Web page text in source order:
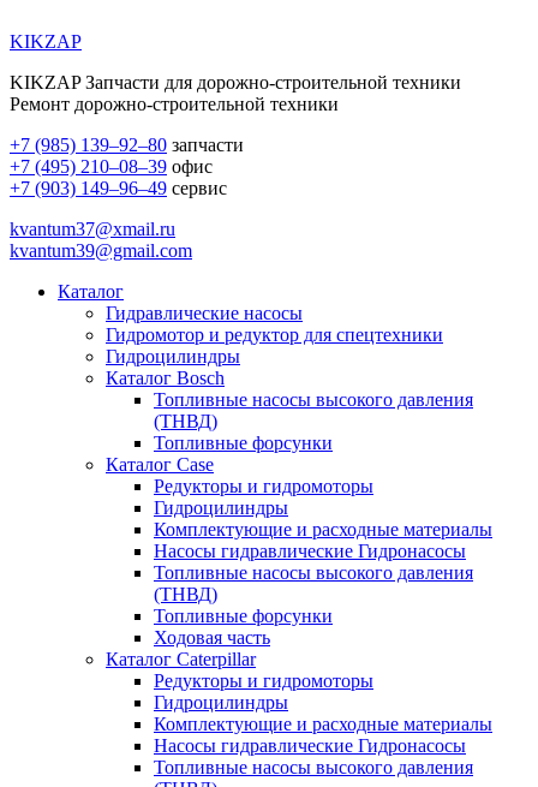
KIKZAP
KIKZAP Запчасти для дорожно-строительной техники
Ремонт дорожно-строительной техники
+7 (985) 139–92–80 запчасти
+7 (495) 210–08–39 офис
+7 (903) 149–96–49 сервис
kvantum37@xmail.ru
kvantum39@gmail.com
Каталог
Гидравлические насосы
Гидромотор и редуктор для спецтехники
Гидроцилиндры
Каталог Bosch
Топливные насосы высокого давления
(ТНВД)
Топливные форсунки
Каталог Case
Редукторы и гидромоторы
Гидроцилиндры
Комплектующие и расходные материалы
Насосы гидравлические Гидронасосы
Топливные насосы высокого давления
(ТНВД)
Топливные форсунки
Ходовая часть
Каталог Caterpillar
Редукторы и гидромоторы
Гидроцилиндры
Комплектующие и расходные материалы
Насосы гидравлические Гидронасосы
Топливные насосы высокого давления